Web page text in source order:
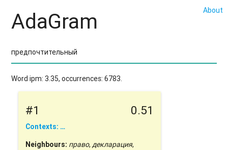
About
AdaGram
Word ipm: 3.35, occurrences: 6783.
#1 0.51
Contexts: …
Neighbours: право,декларация,